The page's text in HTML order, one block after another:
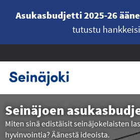
Asukasbudjetti 2025-26
tutustu
Seinäjoen
Miten sinä edistäisit seinäjokelaisten
hyvinvointia? Äänestä ideoista.